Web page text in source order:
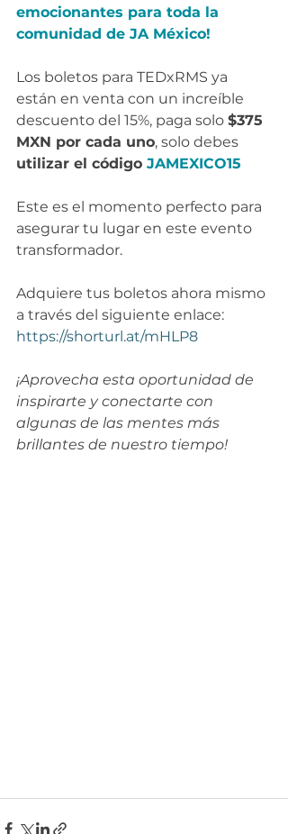
emocionantes para toda la
comunidad de JA México!
Los boletos para TEDxRMS ya
están en venta con un increíble
descuento del 15%, paga solo $375
MXN por cada uno, solo debes
utilizar el código JAMEXICO15
Este es el momento perfecto para
asegurar tu lugar en este evento
transformador.
Adquiere tus boletos ahora mismo
a través del siguiente enlace:
https://shorturl.at/mHLP8
¡Aprovecha esta oportunidad de
inspirarte y conectarte con
algunas de las mentes más
brillantes de nuestro tiempo!